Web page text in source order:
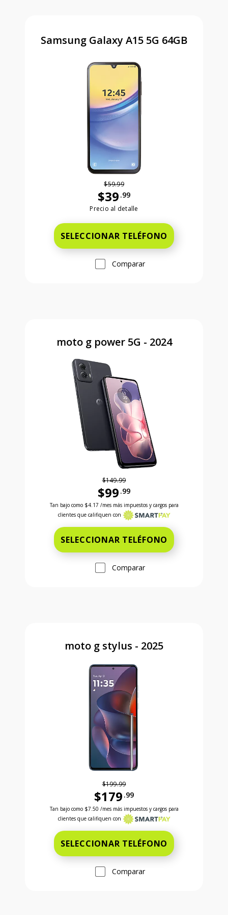
Samsung Galaxy A15 5G 64GB
$59.99
$39 .99
Antes el precio era 59 dollars and
Precio al detalle
SELECCIONAR TELÉFONO
Comparar
moto g power 5G - 2024
$149.99
$99 .99
Antes el precio era 149 dollars and 99 cents
Tan bajo como $4.17 /mes más impuestos y cargos para
clientes que califiquen con
SELECCIONAR TELÉFONO
Comparar
moto g stylus - 2025
$199.99
$179 .99
Antes el precio era 199 dollars and 99 cents
Tan bajo como $7.50 /mes más impuestos y cargos para
clientes que califiquen con
SELECCIONAR TELÉFONO
Comparar